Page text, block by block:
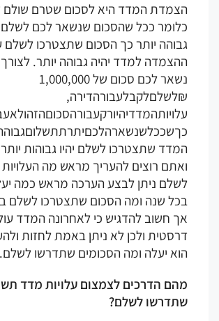
המדד היא לסכום שטרם שולם לקבלן,
ככל שהסכום שנשאר לכם לשלם לקבלן
יותר כך הסכום שתצטרכו לשלם עקב
למדד יהיה גבוהה יותר. לצורך העניין
נשאר לכם סכום של 1,000,000
שתצטרכו לשלם יהיו גבוהות יותר. במידה
רוצים להעריך מראש מה העלויות
ניתן לבצע הערכה מראש כמה יעלה
שנה ומה הסכום שתצטרכו לשלם בעקבות
חשוב להדגיש כי לאחרונה המדד עולה
ולכן לא ניתן באמת לחזות ולהעריך
יעלה ומה הסכומים שתדרשו לשלם.
הדרכים לצמצום עלויות מדד תשומות
לשלם?